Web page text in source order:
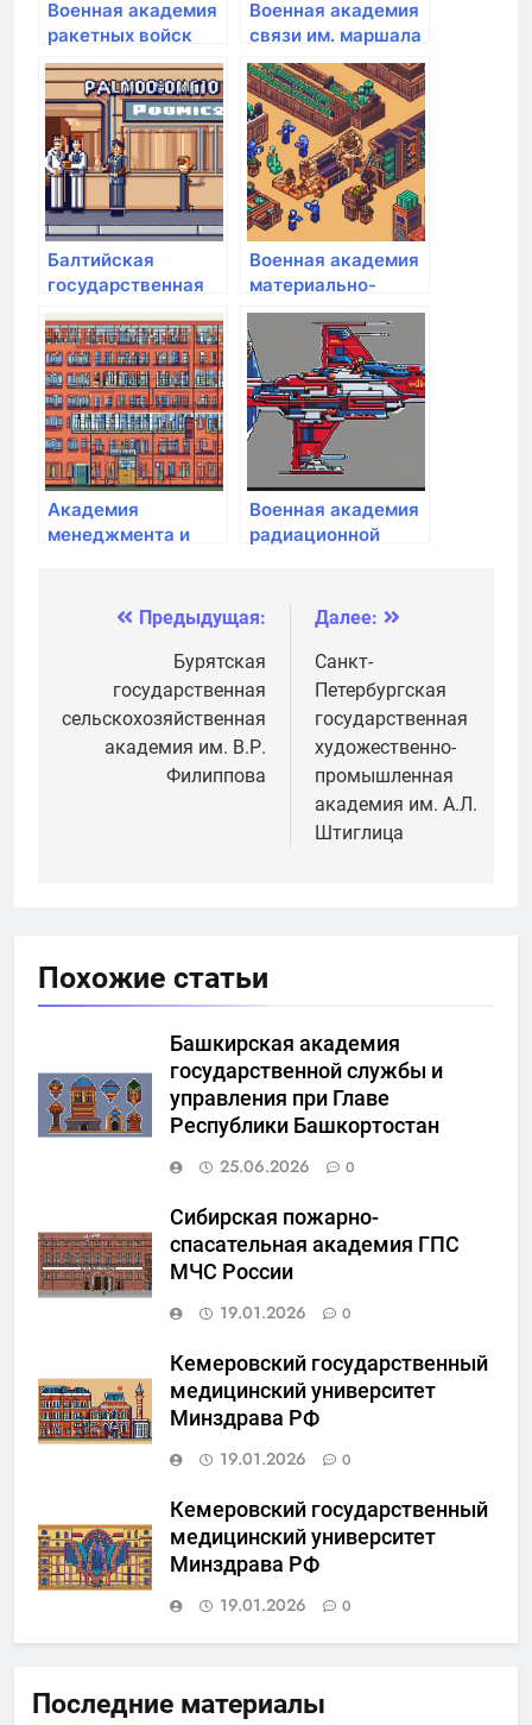
Военная академия
ракетных войск
стратегического
назначения им.
Петра Великого
Военная академия
связи им. маршала
Советского Союза
С.М. Буденного
Балтийская
государственная
академия
рыбопромыслового
флота
Военная академия
материально-
технического
обеспечения им.
генерала армии
А.В. Хрулёва
Академия
менеджмента и
Военная академия
радиационной
Навигация
записям
Предыдущая:
Бурятская
государственная
сельскохозяйственная
академия им. В.Р.
Филиппова
Далее:
Санкт-
Петербургская
государственная
художественно-
промышленная
академия им. А.Л.
Штиглица
Похожие статьи
Башкирская академия
государственной службы и
управления при Главе
Республики Башкортостан
25.06.2026
0
Сибирская пожарно-
спасательная академия ГПС
МЧС России
19.01.2026
0
Кемеровский государственный
медицинский университет
Минздрава РФ
19.01.2026
0
Кемеровский государственный
медицинский университет
Минздрава РФ
19.01.2026
0
Последние материалы